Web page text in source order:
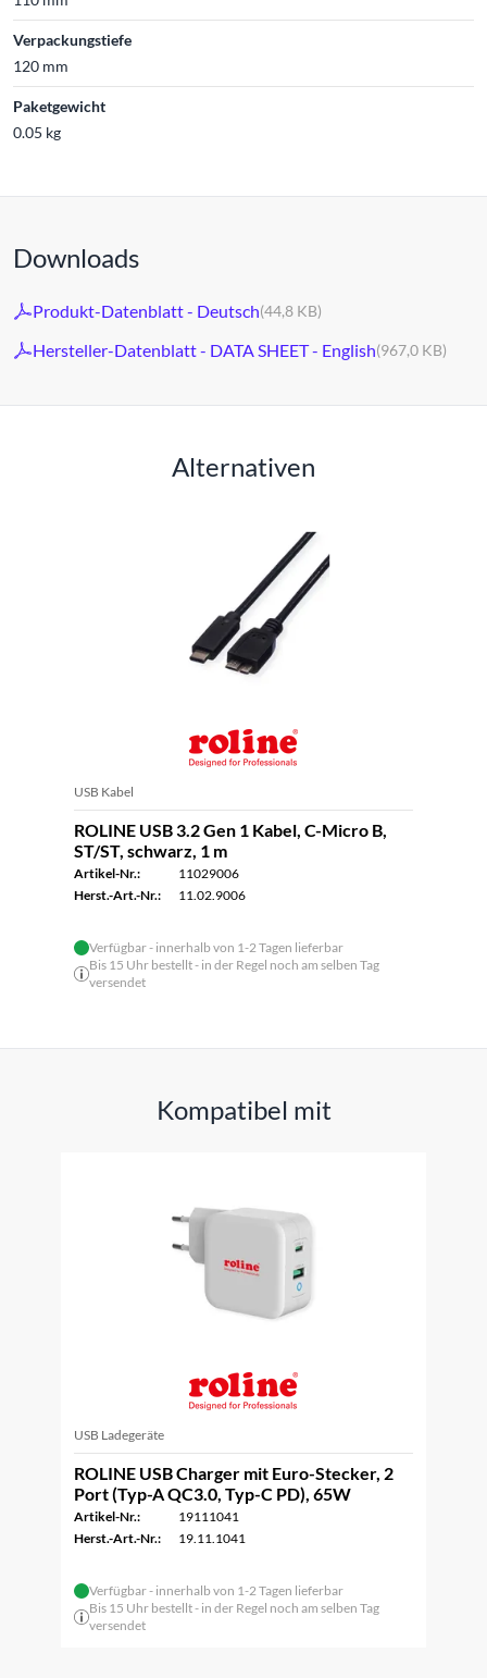
Verpackungstiefe
120 mm
Paketgewicht
0.05 kg
Downloads
Produkt-Datenblatt - Deutsch(44,8 KB)
Hersteller-Datenblatt - DATA SHEET - English(967,0 KB)
Alternativen
USB Kabel
ROLINE USB 3.2 Gen 1 Kabel, C-Micro B,
ST/ST, schwarz, 1 m
Artikel-Nr.:
11029006
Herst.-Art.-Nr.:
11.02.9006
Verfügbar - innerhalb von 1-2 Tagen lieferbar
Bis 15 Uhr bestellt - in der Regel noch am selben Tag
versendet
Kompatibel mit
USB Ladegeräte
ROLINE USB Charger mit Euro-Stecker, 2
Port (Typ-A QC3.0, Typ-C PD), 65W
Artikel-Nr.:
19111041
Herst.-Art.-Nr.:
19.11.1041
Verfügbar - innerhalb von 1-2 Tagen lieferbar
Bis 15 Uhr bestellt - in der Regel noch am selben Tag
versendet